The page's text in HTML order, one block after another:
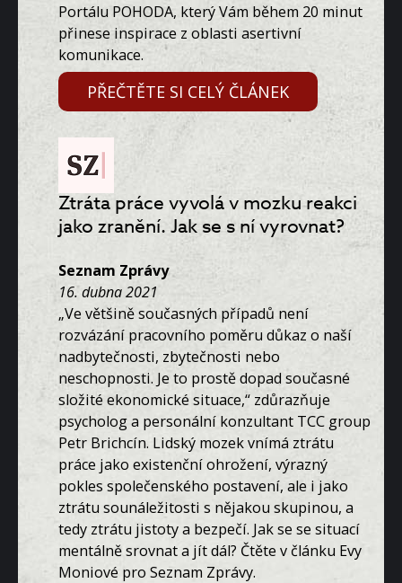
Portálu POHODA, který Vám během 20 minut
přinese inspirace z oblasti asertivní
komunikace.
PŘEČTĚTE SI CELÝ ČLÁNEK
Ztráta práce vyvolá v mozku reakci
jako zranění. Jak se s ní vyrovnat?
Seznam Zprávy
16. dubna 2021
„Ve většině současných případů není
rozvázání pracovního poměru důkaz o naší
nadbytečnosti, zbytečnosti nebo
neschopnosti. Je to prostě dopad současné
složité ekonomické situace,“ zdůrazňuje
psycholog a personální konzultant TCC group
Petr Brichcín. Lidský mozek vnímá ztrátu
práce jako existenční ohrožení, výrazný
pokles společenského postavení, ale i jako
ztrátu sounáležitosti s nějakou skupinou, a
tedy ztrátu jistoty a bezpečí. Jak se se situací
mentálně srovnat a jít dál? Čtěte v článku Evy
Moniové pro Seznam Zprávy.